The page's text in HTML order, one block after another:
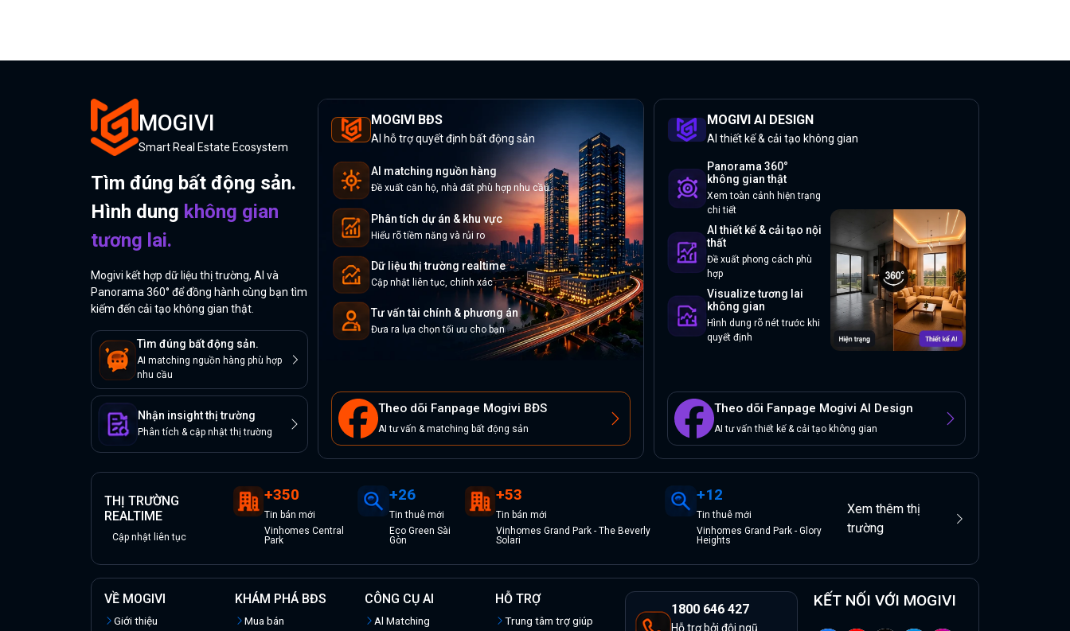
MOGIVI
Smart Real Estate Ecosystem
Tìm đúng bất động sản.
Hình dung không gian
tương lai.
Mogivi kết hợp dữ liệu thị trường, AI và
Panorama 360° để đồng hành cùng bạn tìm
kiếm đến cải tạo không gian thật.
Tìm đúng bất động sản.
AI matching nguồn hàng phù hợp
nhu cầu
Nhận insight thị trường
Phân tích & cập nhật thị trường
MOGIVI BĐS
AI hỗ trợ quyết định bất động sản
AI matching nguồn hàng
Đề xuất căn hộ, nhà đất phù hợp nhu cầu
Phân tích dự án & khu vực
Hiểu rõ tiềm năng và rủi ro
Dữ liệu thị trường realtime
Cập nhật liên tục, chính xác
Tư vấn tài chính & phương án
Đưa ra lựa chọn tối ưu cho bạn
Theo dõi Fanpage Mogivi BĐS
AI tư vấn & matching bất động sản
MOGIVI AI DESIGN
AI thiết kế & cải tạo không gian
Panorama 360°
không gian thật
Xem toàn cảnh hiện trạng
chi tiết
AI thiết kế & cải tạo nội
thất
Đề xuất phong cách phù
hợp
Visualize tương lai
không gian
Hình dung rõ nét trước khi
quyết định
Theo dõi Fanpage Mogivi AI Design
AI tư vấn thiết kế & cải tạo không gian
THỊ TRƯỜNG
REALTIME
Cập nhật liên tục
+350
Tin bán mới
Vinhomes Central
Park
+26
Tinthuê mới
Eco Green Sài
Gòn
+53
Tin bán mới
Vinhomes Grand Park - The Beverly
Solari
+12
Tinthuê mới
Vinhomes Grand Park - Glory
Heights
Xem thêm thị
trường
VỀ MOGIVI
Giới thiệu
KHÁM PHÁ BĐS
Mua bán
CÔNG CỤ AI
Al Matching
HỖ TRỢ
Trung tâm trợ giúp
1800 646 427
Hỗ trợ bởi đội ngũ
KẾT NỐI VỚI MOGIVI